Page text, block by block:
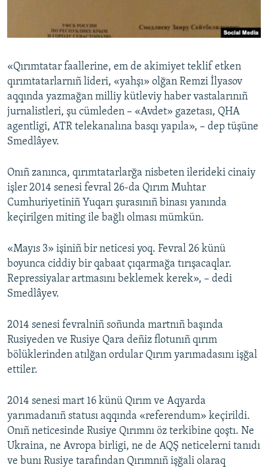
«Qırımtatar faallerine, em de akimiyet teklif etken
qırımtatarlarnıñ lideri, «yahşı» olğan Remzi İlyasov
aqqında yazmağan milliy kütleviy haber vastalarınıñ
jurnalistleri, şu cümleden – «Avdet» gazetası, QHA
agentligi, ATR telekanalına basqı yapıla», – dep tüşüne
Smedlâyev.
Onıñ zanınca, qırımtatarlarğa nisbeten ilerideki cinaiy
işler 2014 senesi fevral 26-da Qırım Muhtar
Cumhuriyetiniñ Yuqarı şurasınıñ binası yanında
keçirilgen miting ile bağlı olması mümkün.
«Mayıs 3» işiniñ bir neticesi yoq. Fevral 26 künü
boyunca ciddiy bir qabaat çıqarmağa tırışacaqlar.
Repressiyalar artmasını beklemek kerek», – dedi
Smedlâyev.
2014 senesi fevralniñ soñunda martnıñ başında
Rusiyeden ve Rusiye Qara deñiz flotunıñ qırım
bölüklerinden atılğan ordular Qırım yarımadasını işğal
ettiler.
2014 senesi mart 16 künü Qırım ve Aqyarda
yarımadanıñ statusı aqqında «referendum» keçirildi.
Onıñ neticesinde Rusiye Qırımnı öz terkibine qoştı. Ne
Ukraina, ne Avropa birligi, ne de AQŞ neticelerni tanıdı
ve bunı Rusiye tarafından Qırımnıñ işğali olaraq